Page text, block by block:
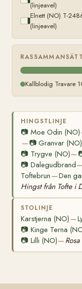
(linjeavel)
Elnett (NO) T-
(linjeavel)
Kallblodig Travare
HINGSTLINJE
📷 Moe Odin (NO)
— 📷Granvar (NO)
📷 Trygve (NO)—
📷 Dalegudbrand—
Toftebrun —Den
Hingst från Tofte i
STOLINJE
Karstjerna (NO) —
📷 Kinge Terna
📷 Lilli (NO)— Rosa